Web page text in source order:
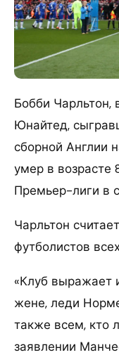
Бобби Чарльтон,
Юнайтед,
сборной Англии
умер в возрасте
Премьер-лиги в
Чарльтон
футболистов
«Клуб выражает
жене, леди
также всем, кто
заявлении